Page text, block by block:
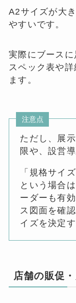
A2サイズが大
やすいです。
実際にブースに
スペック表や
ます。
注意点
ただし、展
限や、設営
「規格サイ
という場合
ーダーも有
ス図面を確
イズを決定
店舗の販促